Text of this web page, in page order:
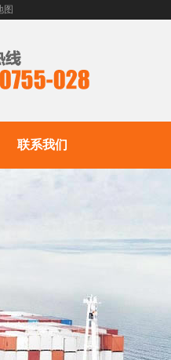
图
联系我们